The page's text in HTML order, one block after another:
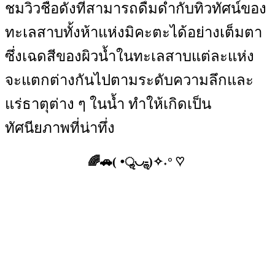
ชมวิวชื่อดังที่สามารถดื่มด่ำกับทิวทัศน์ของ
ทะเลสาบทั้งห้าแห่งมิคะตะได้อย่างเต็มตา
ซึ่งเฉดสีของผิวน้ำในทะเลสาบแต่ละแห่ง
จะแตกต่างกันไปตามระดับความลึกและ
แร่ธาตุต่าง ๆ ในน้ำ ทำให้เกิดเป็น
ทัศนียภาพที่น่าทึ่ง
🌈🚗( •ॢ◡-ॢ)✧˖° ♡